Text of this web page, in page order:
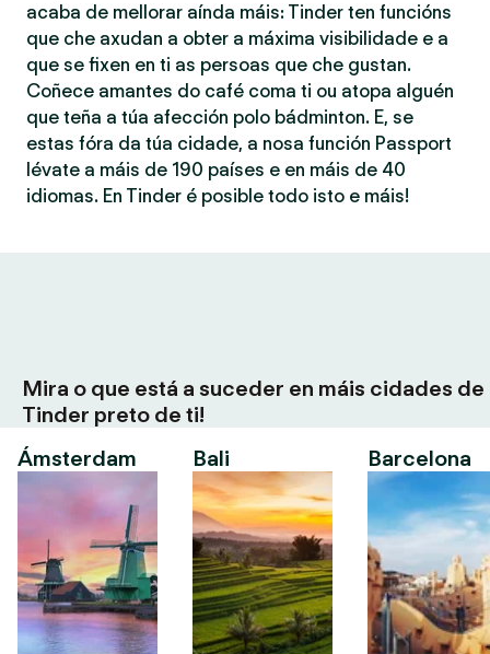
acaba de mellorar aínda máis: Tinder ten funcións
que che axudan a obter a máxima visibilidade e a
que se fixen en ti as persoas que che gustan.
Coñece amantes do café coma ti ou atopa alguén
que teña a túa afección polo bádminton. E, se
estas fóra da túa cidade, a nosa función Passport
lévate a máis de 190 países e en máis de 40
idiomas. En Tinder é posible todo isto e máis!
Mira o que está a suceder en máis cidades de
Tinder preto de ti!
Ámsterdam
Bali Barcelona